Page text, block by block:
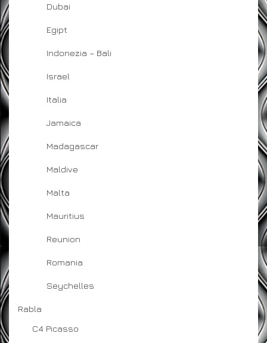
Dubai
Egipt
Indonezia – Bali
Israel
Italia
Jamaica
Madagascar
Maldive
Malta
Mauritius
Reunion
Romania
Seychelles
Rabla
C4 Picasso